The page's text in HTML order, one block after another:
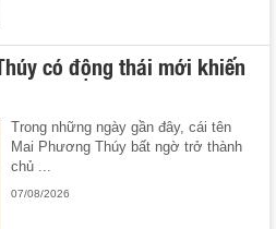
có động thái mới khiến
Trong những ngày gần đây, cái tên
Mai Phương Thúy bất ngờ trở thành
chủ ...
07/08/2026